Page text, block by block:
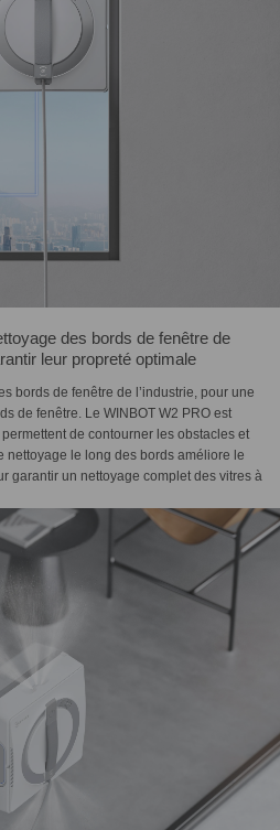
des bords de fenêtre de
leur propreté optimale
bords de fenêtre de l’industrie, pour une
de fenêtre. Le WINBOT W2 PRO est
de contourner les obstacles et
nettoyage le long des bords améliore le
garantir un nettoyage complet des vitres à